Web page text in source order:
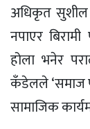
अधिकृत
नपाएर
होला भनेर
कँडेलले ‘समाज
सामाजिक